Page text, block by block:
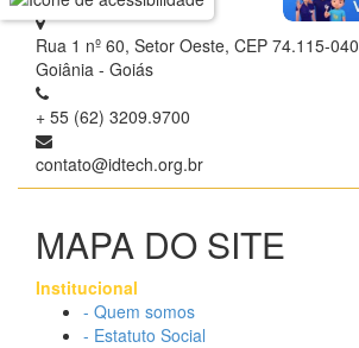
Rua 1 nº 60, Setor Oeste, CEP 74.115-040
Goiânia - Goiás
+ 55 (62) 3209.9700
contato@idtech.org.br
MAPA DO SITE
Institucional
- Quem somos
- Estatuto Social